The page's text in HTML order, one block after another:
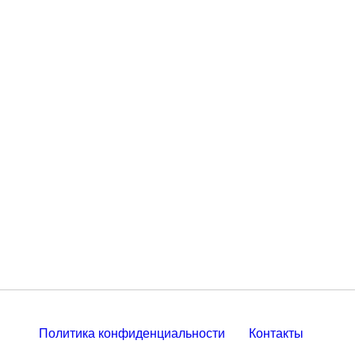
Политика конфиденциальности Контакты